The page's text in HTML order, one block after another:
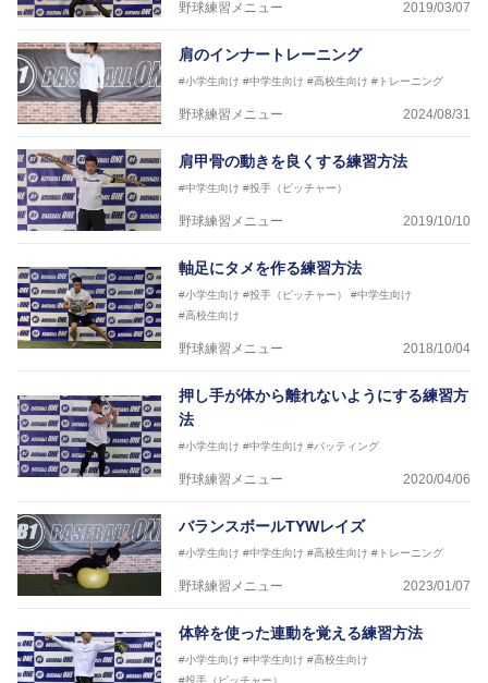
野球練習メニュー 2019/03/07
肩のインナートレーニング
#小学生向け #中学生向け #高校生向け #トレーニング
野球練習メニュー 2024/08/31
肩甲骨の動きを良くする練習方法
#中学生向け #投手（ピッチャー）
野球練習メニュー 2019/10/10
軸足にタメを作る練習方法
#小学生向け #投手（ピッチャー）
#中学生向け
#高校生向け
野球練習メニュー 2018/10/04
押し手が体から離れないようにする練習方
法
#小学生向け #中学生向け #バッティング
野球練習メニュー 2020/04/06
バランスボールTYWレイズ
#小学生向け #中学生向け #高校生向け #トレーニング
野球練習メニュー 2023/01/07
体幹を使った連動を覚える練習方法
#小学生向け #中学生向け #高校生向け
#投手（ピッチャー）